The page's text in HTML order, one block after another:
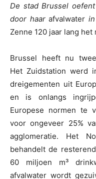
De stad Brussel
door haarafvalwater
Zenne 120 jaar lang
Brussel heeft nu
Het Zuidstation werd
dreigementen uit
en is onlangs
Europese normen te
voor ongeveer 25%
agglomeratie. Het
behandelt de
60 miljoen m³
afvalwater wordt